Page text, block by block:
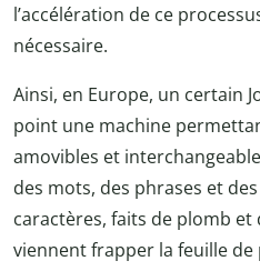
l’accélération de ce
nécessaire.
Ainsi, en Europe, un certain
point une machine
amovibles et
des mots, des phrases et
caractères, faits de plomb et
viennent frapper la feuille